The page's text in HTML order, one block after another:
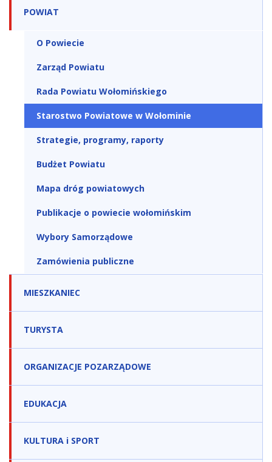
POWIAT
O Powiecie
Zarząd Powiatu
Rada Powiatu Wołomińskiego
Starostwo Powiatowe w Wołominie
Strategie, programy, raporty
Budżet Powiatu
Mapa dróg powiatowych
Publikacje o powiecie wołomińskim
Wybory Samorządowe
Zamówienia publiczne
MIESZKANIEC
TURYSTA
ORGANIZACJE POZARZĄDOWE
EDUKACJA
KULTURA i SPORT